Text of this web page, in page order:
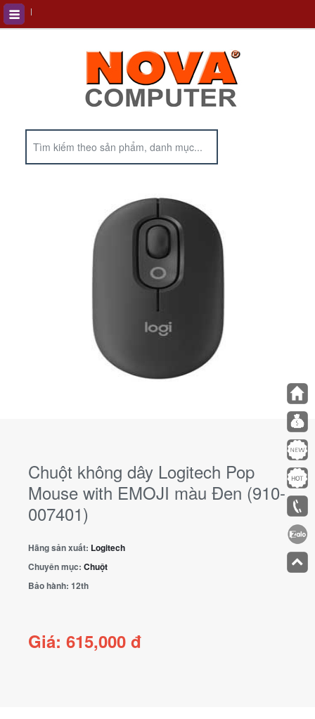
Chuột không dây Logitech Pop
Mouse with EMOJI màu Đen (910-
007401)
Hãng sản xuất: Logitech
Chuyên mục: Chuột
Bảo hành: 12th
Giá: 615,000 đ